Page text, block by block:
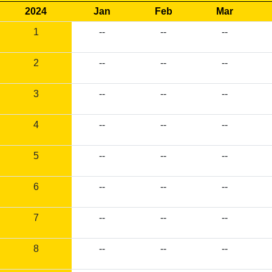
2024 Jan Feb Mar
1
-- -- --
2 -- -- --
3 -- -- --
4 -- -- --
5 -- -- --
6 -- -- --
7 -- -- --
8 -- -- --